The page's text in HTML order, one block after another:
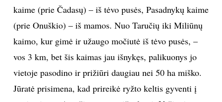
kaime (prie Čadasų) – iš tėvo pusės, Pasadnykų kaime
(prie Onuškio) – iš mamos. Nuo Taručių iki Miliūnų
kaimo, kur gimė ir užaugo močiutė iš tėvo pusės, –
vos 3 km, bet šis kaimas jau išnykęs, palikuonys jo
vietoje pasodino ir prižiūri daugiau nei 50 ha miško.
Jūratė prisimena, kad prireikė ryžto keltis gyventi į